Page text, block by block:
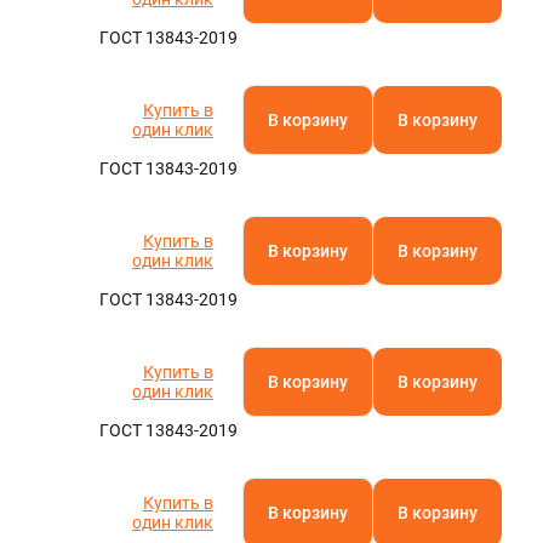
ГОСТ 13843-2019
ГОСТ 13843-2019
Купить в
один клик
В корзину В корзину
ГОСТ 13843-2019
Купить в
один клик
В корзину В корзину
ГОСТ 13843-2019
Купить в
один клик
В корзину В корзину
Купить в
один клик
В корзину В корзину